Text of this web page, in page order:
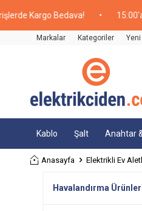
Kargo Bedava! 15:00'a
Markalar Kategoriler
Kablo Şalt Anahtar
Anasayfa Elektrikli Ev
Havalandırma